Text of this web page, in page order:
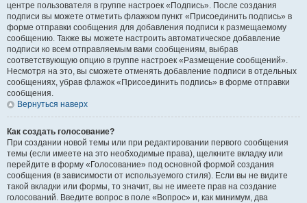
центре пользователя в группе настроек «Подпись». После создания
подписи вы можете отметить флажком пункт «Присоединить подпись» в
форме отправки сообщения для добавления подписи к размещаемому
сообщению. Также вы можете настроить автоматическое добавление
подписи ко всем отправляемым вами сообщениям, выбрав
соответствующую опцию в группе настроек «Размещение сообщений».
Несмотря на это, вы сможете отменять добавление подписи в отдельных
сообщениях, убрав флажок «Присоединить подпись» в форме отправки
сообщения.
Вернуться наверх
Как создать голосование?
При создании новой темы или при редактировании первого сообщения
темы (если имеете на это необходимые права), щелкните вкладку или
перейдите в форму «Голосование» под основной формой создания
сообщения (в зависимости от используемого стиля). Если вы не видите
такой вкладки или формы, то значит, вы не имеете прав на создание
голосований. Введите вопрос в поле «Вопрос» и, как минимум, два